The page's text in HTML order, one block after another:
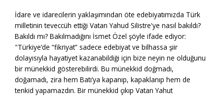
İdare ve idarecilerin yaklaşımından öte edebiyatımızda Türk
milletinin teveccüh ettiği Vatan Yahud Silistre'ye nasıl bakıldı?
Bakıldı mı? Bakılmadığını İsmet Özel şöyle ifade ediyor:
"Türkiye’de “fikriyat” sadece edebiyat ve bilhassa şiir
dolayısıyla hayatiyet kazanabildiği için bize neyin ne olduğunu
bir münekkid gösterebilirdi. Bu münekkid doğmadı,
doğamadı, zira hem Batı’ya kapanıp, kapaklanıp hem de
tenkid yapamazdın. Bir münekkid çıkıp Vatan Yahut